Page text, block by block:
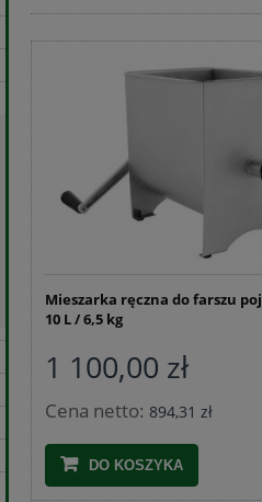
Mieszarka ręczna do farszu
10 L / 6,5 kg
1 100,00 zł
Cena netto: 894,31 zł
DO KOSZYKA